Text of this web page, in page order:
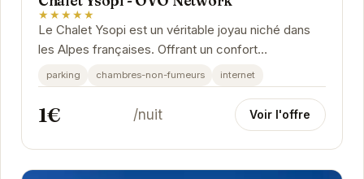
★★★★★
Le Chalet Ysopi est un véritable joyau niché dans
les Alpes françaises. Offrant un confort
exceptionnel et une vue imprenable sur les
montagnes,...
parking chambres-non-fumeurs internet
1€ /nuit Voir l'offre